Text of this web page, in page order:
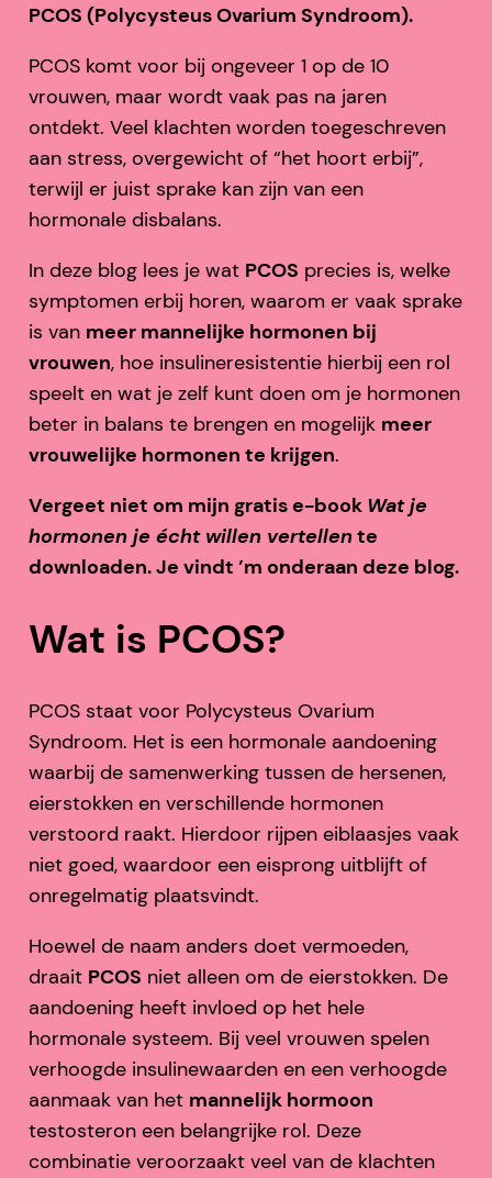
PCOS (Polycysteus Ovarium Syndroom).
PCOS komt voor bij ongeveer 1 op de 10
vrouwen, maar wordt vaak pas na jaren
ontdekt. Veel klachten worden toegeschreven
aan stress, overgewicht of “het hoort erbij”,
terwijl er juist sprake kan zijn van een
hormonale disbalans.
In deze blog lees je wat PCOS precies is, welke
symptomen erbij horen, waarom er vaak sprake
is van meer mannelijke hormonen bij
vrouwen, hoe insulineresistentie hierbij een rol
speelt en wat je zelf kunt doen om je hormonen
beter in balans te brengen en mogelijk meer
vrouwelijke hormonen te krijgen.
Vergeet niet om mijn gratis e-book Wat je
hormonen je écht willen vertellente
downloaden. Je vindt ’m onderaan deze blog.
Wat is PCOS?
PCOS staat voor Polycysteus Ovarium
Syndroom. Het is een hormonale aandoening
waarbij de samenwerking tussen de hersenen,
eierstokken en verschillende hormonen
verstoord raakt. Hierdoor rijpen eiblaasjes vaak
niet goed, waardoor een eisprong uitblijft of
onregelmatig plaatsvindt.
Hoewel de naam anders doet vermoeden,
draait PCOS niet alleen om de eierstokken. De
aandoening heeft invloed op het hele
hormonale systeem. Bij veel vrouwen spelen
verhoogde insulinewaarden en een verhoogde
aanmaak van het mannelijk hormoon
testosteron een belangrijke rol. Deze
combinatie veroorzaakt veel van de klachten